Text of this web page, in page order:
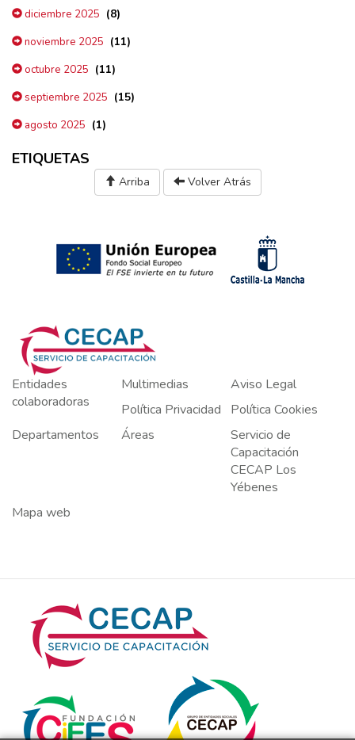
diciembre 2025 (8)
noviembre 2025 (11)
octubre 2025 (11)
septiembre 2025 (15)
agosto 2025 (1)
ETIQUETAS
Arriba Volver Atrás
Entidades
colaboradoras
Multimedias
Aviso Legal
Política Privacidad
Política Cookies
Departamentos
Áreas
Servicio de
Capacitación
CECAP Los
Yébenes
Mapa web